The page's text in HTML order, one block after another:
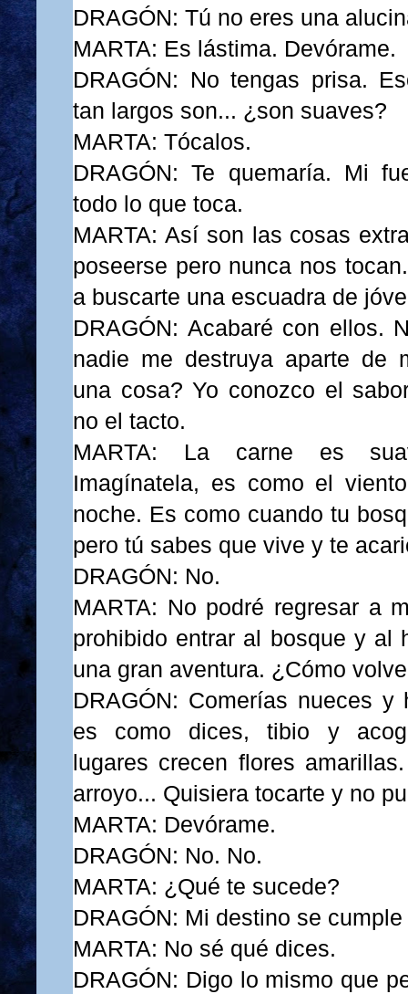
DRAGÓN: Tú no eres una
MARTA: Es lástima. Devórame.
DRAGÓN: No tengas prisa.
tan largos son... ¿son suaves?
MARTA: Tócalos.
DRAGÓN: Te quemaría. Mi
todo lo que toca.
MARTA: Así son las cosas
poseerse pero nunca nos
a buscarte una escuadra de
DRAGÓN: Acabaré con ellos.
nadie me destruya aparte de
una cosa? Yo conozco el
no el tacto.
MARTA: La carne es
Imagínatela, es como el
noche. Es como cuando tu
pero tú sabes que vive y te
DRAGÓN: No.
MARTA: No podré regresar a
prohibido entrar al bosque y al
una gran aventura. ¿Cómo
DRAGÓN: Comerías nueces y
es como dices, tibio y
lugares crecen flores
arroyo... Quisiera tocarte y no
MARTA: Devórame.
DRAGÓN: No. No.
MARTA: ¿Qué te sucede?
DRAGÓN: Mi destino se
MARTA: No sé qué dices.
DRAGÓN: Digo lo mismo que